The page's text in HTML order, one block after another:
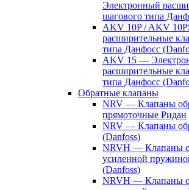
Электронный
шагового типа
AKV 10P / AKV
расширительные
типа Данфосс
AKV 15 —
расширительные
типа Данфосс
Обратные клапаны
NRV — Клапаны
прямоточные Ридан
NRV — Клапаны
(Danfoss)
NRVH — Клапаны
усиленной
(Danfoss)
NRVH — Клапаны